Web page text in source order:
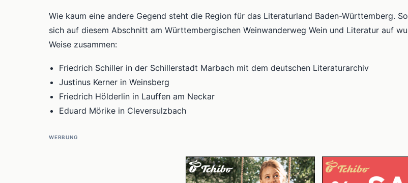
Wie kaum eine andere Gegend steht die Region für das Literaturland Baden-Württemberg.
sich auf diesem Abschnitt am Württembergischen Weinwanderweg Wein und Literatur auf
Weise zusammen:
Friedrich Schiller in der Schillerstadt Marbach mit dem deutschen Literaturarchiv
Justinus Kerner in Weinsberg
Friedrich Hölderlin in Lauffen am Neckar
Eduard Mörike in Cleversulzbach
WERBUNG